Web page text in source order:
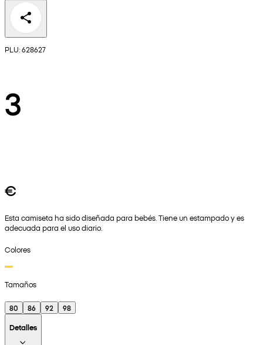
PLU: 628627
3
€
Esta camiseta ha sido diseñada para bebés. Tiene un estampado y es
adecuada para el uso diario.
Colores
Tamaños
80 86 92
98
Detalles